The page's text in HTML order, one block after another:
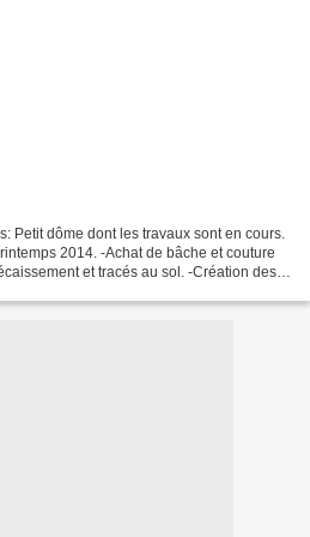
Petit dôme dont les travaux sont en cours.
2014. -Achat de bâche et couture
et tracés au sol. -Création des